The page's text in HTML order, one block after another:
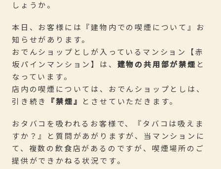
しょうか。
本日、お客様には『建物内での喫煙について』お
知らせがあります。
おでんショップとしが入っているマンション【赤
坂パインマンション】は、 建物の共用部が禁煙 と
なっています。
店内の喫煙については、おでんショップとしは、
引き続き
『禁煙』 とさせていただきます。
おタバコを吸われるお客様で、『タバコは吸えま
すか？』と質問があがりますが、当マンションに
て、複数の飲食店があるのですが、喫煙場所のご
提供ができかねる状況です。